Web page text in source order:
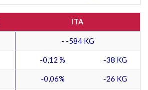
ITA
- -584 KG
-0,12 % -38 KG
-0,06% -26 KG